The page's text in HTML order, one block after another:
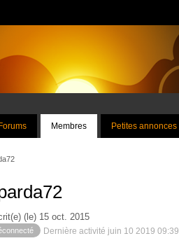
Forums Membres Petites annonces
(le) 15 oct. 2015
Dernière activité juin 10 2019 09:39